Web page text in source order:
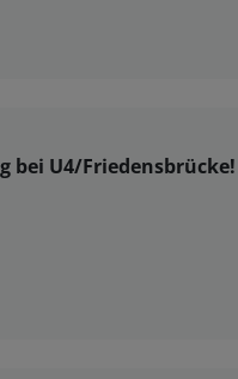
bei U4/Friedensbrücke!